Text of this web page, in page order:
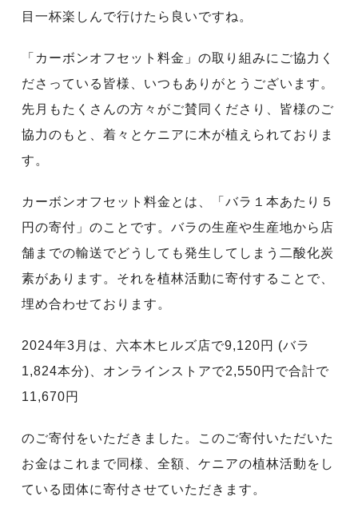
目一杯楽しんで行けたら良いですね。
「カーボンオフセット料金」の取り組みにご協力く
ださっている皆様、いつもありがとうございます。
先月もたくさんの方々がご賛同くださり、皆様のご
協力のもと、着々とケニアに木が植えられておりま
す。
カーボンオフセット料金とは、「バラ１本あたり５
円の寄付」のことです。バラの生産や生産地から店
舗までの輸送でどうしても発生してしまう二酸化炭
素があります。それを植林活動に寄付することで、
埋め合わせております。
2024年3月は、六本木ヒルズ店で9,120円 (バラ
1,824本分)、オンラインストアで2,550円で合計で
11,670円
のご寄付をいただきました。このご寄付いただいた
お金はこれまで同様、全額、ケニアの植林活動をし
ている団体に寄付させていただきます。